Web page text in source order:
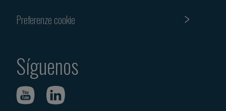
Preferenze cookie
Síguenos